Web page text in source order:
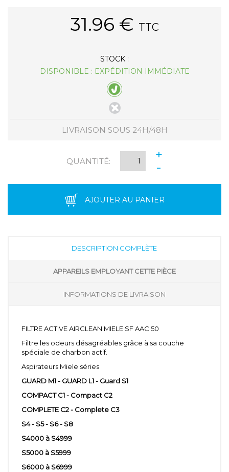
31.96 € TTC
STOCK :
DISPONIBLE : EXPÉDITION IMMÉDIATE
LIVRAISON SOUS 24H/48H
QUANTITÉ:
+
-
AJOUTER AU PANIER
DESCRIPTION COMPLÈTE
APPAREILS EMPLOYANT CETTE PIÈCE
INFORMATIONS DE LIVRAISON
FILTRE ACTIVE AIRCLEAN MIELE SF AAC 50
Filtre les odeurs désagréables grâce à sa couche
spéciale de charbon actif.
Aspirateurs Miele séries
GUARD M1 - GUARD L1 - Guard S1
COMPACT C1 - Compact C2
COMPLETE C2 - Complete C3
S4 - S5 - S6 - S8
S4000 à S4999
S5000 à S5999
S6000 à S6999